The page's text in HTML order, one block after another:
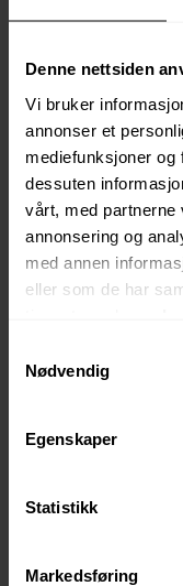
Denne nettsiden
Vi bruker
annonser et
mediefunksjoner
dessuten
vårt, med partnerne
annonsering og
med annen
eller som de har
Nødvendig
Egenskaper
Statistikk
Markedsføring
2,200,000 kr